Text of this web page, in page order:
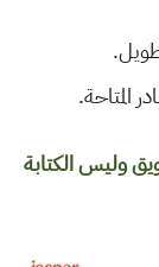
.
المتاحة.
وليس الكتابة